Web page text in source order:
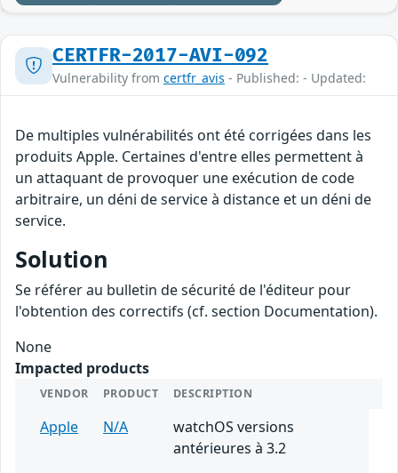
CERTFR-2017-AVI-092
Vulnerability from certfr_avis - Published: - Updated:
De multiples vulnérabilités ont été corrigées dans les
produits Apple. Certaines d'entre elles permettent à
un attaquant de provoquer une exécution de code
arbitraire, un déni de service à distance et un déni de
service.
Solution
Se référer au bulletin de sécurité de l'éditeur pour
l'obtention des correctifs (cf. section Documentation).
None
Impacted products
VENDOR PRODUCT DESCRIPTION
Apple N/A
watchOS versions
antérieures à 3.2